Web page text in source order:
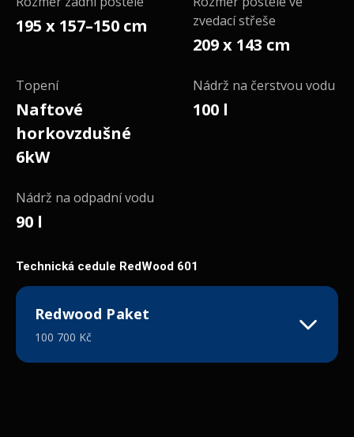
Technická cedule RedWood 601
Redwood Paket
100 700 Kč
195 x 157–150 cm
zvedací střeše
209 x 143 cm
Topení
Naftové
horkovzdušné
6kW
Nádrž na čerstvou vodu
100 l
Nádrž na odpadní vodu
90 l